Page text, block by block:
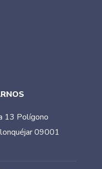
13 Polígono
09001